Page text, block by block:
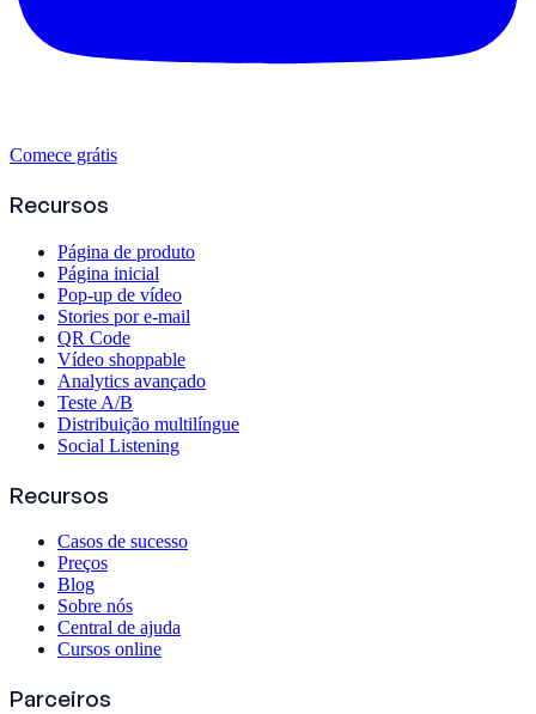
Comece grátis
Recursos
Página de produto
Página inicial
Pop-up de vídeo
Stories por e-mail
QR Code
Vídeo shoppable
Analytics avançado
Teste A/B
Distribuição multilíngue
Social Listening
Recursos
Casos de sucesso
Preços
Blog
Sobre nós
Central de ajuda
Cursos online
Parceiros